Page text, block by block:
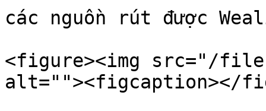
các nguồn rút được
<figure><img src="/files/
alt=""><figcaption></